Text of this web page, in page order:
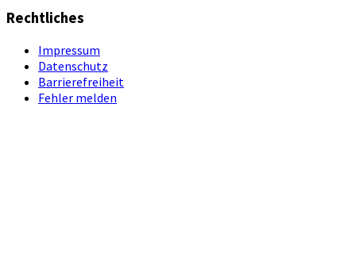
Rechtliches
Impressum
Datenschutz
Barrierefreiheit
Fehler melden